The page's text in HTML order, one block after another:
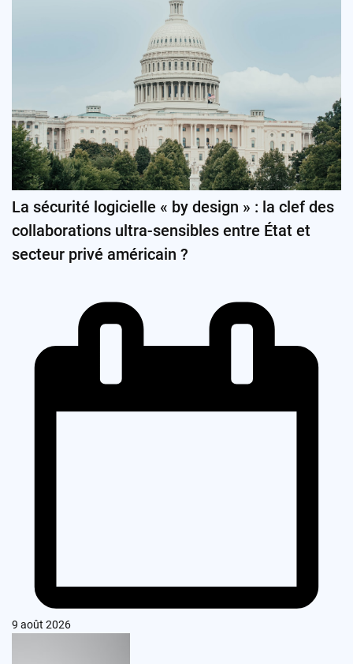
La sécurité logicielle « by design » : la clef des
collaborations ultra-sensibles entre État et
secteur privé américain ?
9 août 2026